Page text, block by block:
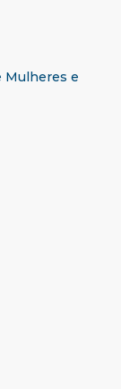
Mulheres e